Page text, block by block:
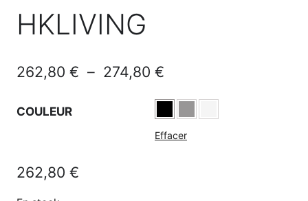
HKLIVING
262,80 € – 274,80 €
de
prix :
262,80 €
COULEUR
Effacer
262,80 €